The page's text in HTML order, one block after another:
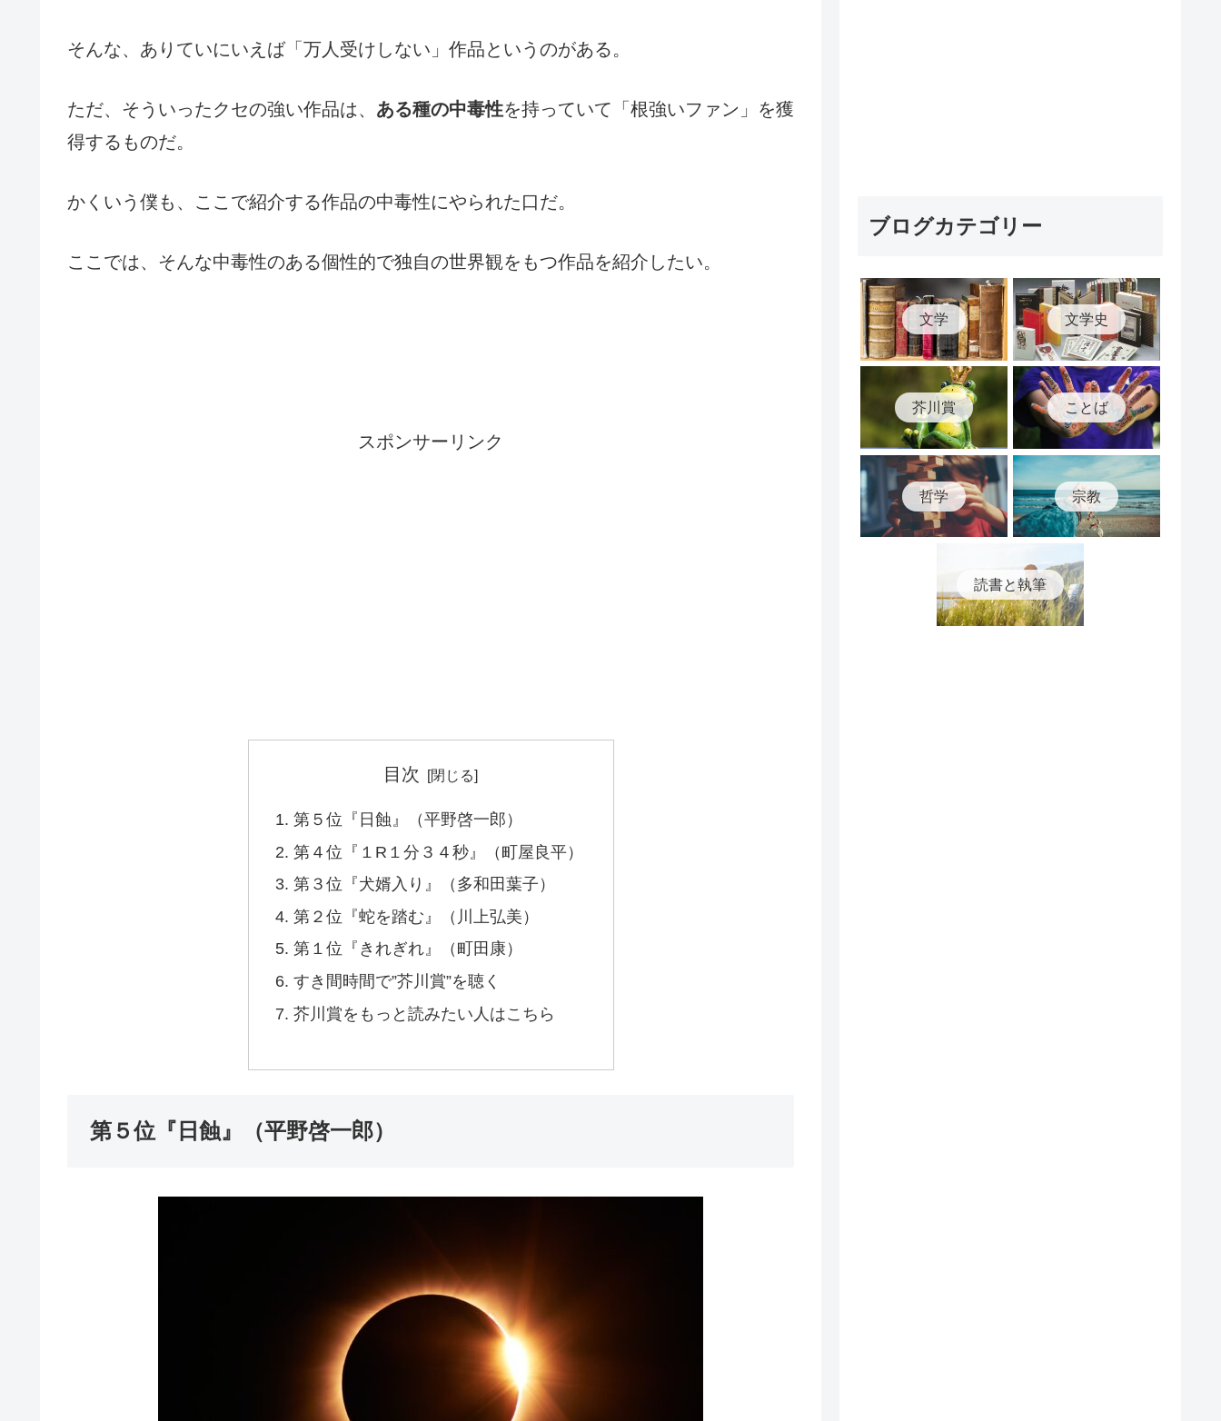
そんな、ありていにいえば「万人受けしない」作品というのがある。
ただ、そういったクセの強い作品は、 ある種の中毒性を持っていて「根強いファン」を獲
得するものだ。
かくいう僕も、ここで紹介する作品の中毒性にやられた口だ。
ここでは、そんな中毒性のある個性的で独自の世界観をもつ作品を紹介したい。
スポンサーリンク
目次
第５位『日蝕』（平野啓一郎）
第４位『１R１分３４秒』（町屋良平）
第３位『犬婿入り』（多和田葉子）
第２位『蛇を踏む』（川上弘美）
第１位『きれぎれ』（町田康）
すき間時間で”芥川賞”を聴く
芥川賞をもっと読みたい人はこちら
第５位『日蝕』（平野啓一郎）
ブログカテゴリー
文学 文学史
芥川賞 ことば
哲学 宗教
読書と執筆